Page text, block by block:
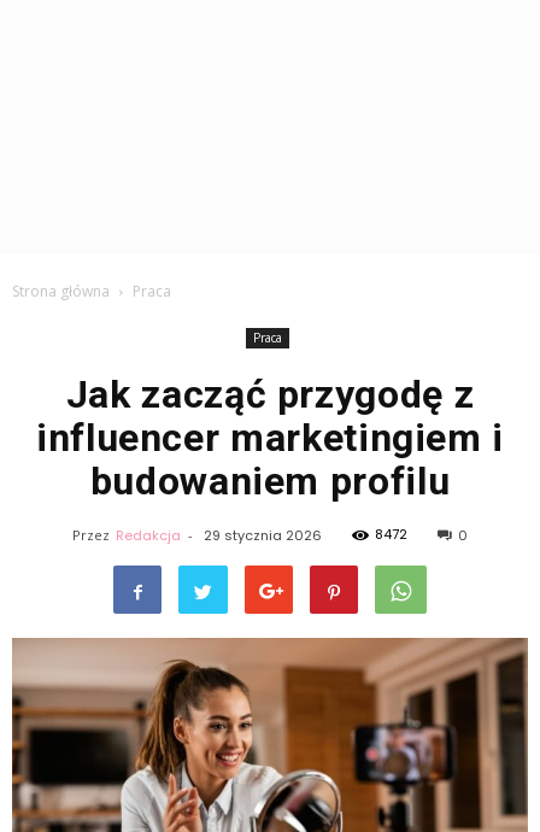
Strona główna Praca
Praca
Jak zacząć przygodę z
influencer marketingiem i
budowaniem profilu
Przez Redakcja - 29 stycznia 2026 8472 0